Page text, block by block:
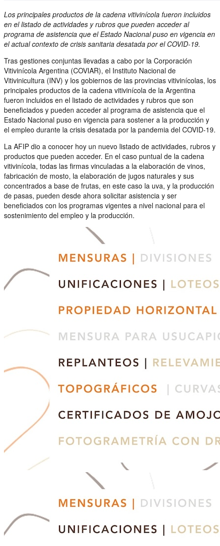
Los principales productos de la cadena vitivinícola fueron incluidos
en el listado de actividades y rubros que pueden acceder al
programa de asistencia que el Estado Nacional puso en vigencia en
el actual contexto de crisis sanitaria desatada por el COVID-19.
Tras gestiones conjuntas llevadas a cabo por la Corporación
Vitivinícola Argentina (COVIAR), el Instituto Nacional de
Vitivinicultura (INV) y los gobiernos de las provincias vitivinícolas, los
principales productos de la cadena vitivinícola de la Argentina
fueron incluidos en el listado de actividades y rubros que son
beneficiados y pueden acceder al programa de asistencia que el
Estado Nacional puso en vigencia para sostener a la producción y
el empleo durante la crisis desatada por la pandemia del COVID-19.
La AFIP dio a conocer hoy un nuevo listado de actividades, rubros y
productos que pueden acceder. En el caso puntual de la cadena
vitivinícola, todas las firmas vinculadas a la elaboración de vinos,
fabricación de mosto, la elaboración de jugos naturales y sus
concentrados a base de frutas, en este caso la uva, y la producción
de pasas, pueden desde ahora solicitar asistencia y ser
beneficiados con los programas vigentes a nivel nacional para el
sostenimiento del empleo y la producción.